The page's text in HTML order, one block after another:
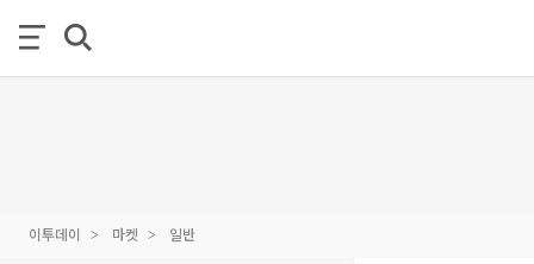
이투데이 마켓 일반